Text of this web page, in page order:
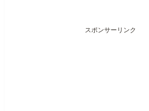
スポンサーリンク